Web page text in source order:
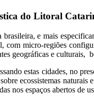
do Litoral
e mais
com micro-regiões
geográficas e
estas cidades, no
ecossistemas
nos espaços abertos de